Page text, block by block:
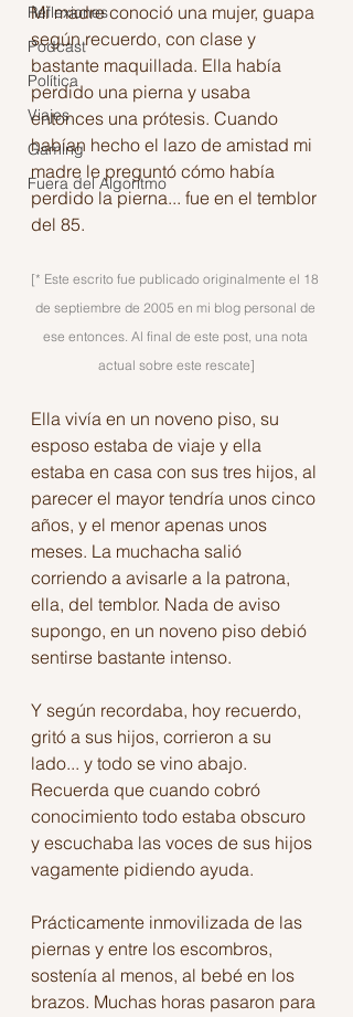
Reflexiones
Podcast
Política
Viajes
Gaming
Fuera del Algoritmo
Mi madre conoció una mujer, guapa
según recuerdo, con clase y
bastante maquillada. Ella había
perdido una pierna y usaba
entonces una prótesis. Cuando
habían hecho el lazo de amistad mi
madre le preguntó cómo había
perdido la pierna... fue en el temblor
del 85.
[* Este escrito fue publicado originalmente el 18
de septiembre de 2005 en mi blog personal de
ese entonces. Al final de este post, una nota
actual sobre este rescate]
Ella vivía en un noveno piso, su
esposo estaba de viaje y ella
estaba en casa con sus tres hijos, al
parecer el mayor tendría unos cinco
años, y el menor apenas unos
meses. La muchacha salió
corriendo a avisarle a la patrona,
ella, del temblor. Nada de aviso
supongo, en un noveno piso debió
sentirse bastante intenso.
Y según recordaba, hoy recuerdo,
gritó a sus hijos, corrieron a su
lado... y todo se vino abajo.
Recuerda que cuando cobró
conocimiento todo estaba obscuro
y escuchaba las voces de sus hijos
vagamente pidiendo ayuda.
Prácticamente inmovilizada de las
piernas y entre los escombros,
sostenía al menos, al bebé en los
brazos. Muchas horas pasaron para